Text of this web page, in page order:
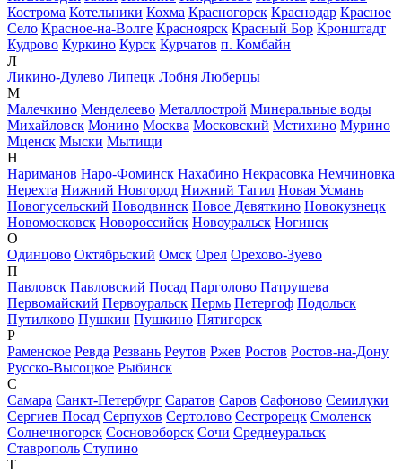
Кострома Котельники Кохма Красногорск Краснодар Красное
Село Красное-на-Волге Красноярск Красный Бор Кронштадт
Кудрово Куркино Курск Курчатов п. Комбайн
Л
Ликино-Дулево Липецк Лобня Люберцы
М
Малечкино Менделеево Металлострой Минеральные воды
Михайловск Монино Москва Московский Мстихино Мурино
Мценск Мыски Мытищи
Н
Нариманов Наро-Фоминск Нахабино Некрасовка Немчиновка
Нерехта Нижний Новгород Нижний Тагил Новая Усмань
Новогусельский Новодвинск Новое Девяткино Новокузнецк
Новомосковск Новороссийск Новоуральск Ногинск
О
Одинцово Октябрьский Омск Орел Орехово-Зуево
П
Павловск Павловский Посад Парголово Патрушева
Первомайский Первоуральск Пермь Петергоф Подольск
Путилково Пушкин Пушкино Пятигорск
Р
Раменское Ревда Резвань Реутов Ржев Ростов Ростов-на-Дону
Русско-Высоцкое Рыбинск
С
Самара Санкт-Петербург Саратов Саров Сафоново Семилуки
Сергиев Посад Серпухов Сертолово Сестрорецк Смоленск
Солнечногорск Сосновоборск Сочи Среднеуральск
Ставрополь Ступино
Т